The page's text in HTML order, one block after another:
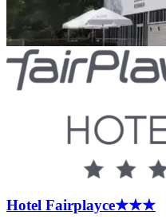
Hotel Fairplayce★★★